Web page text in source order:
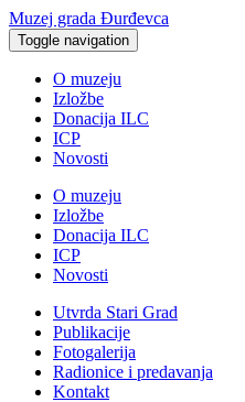
Muzej grada Đurđevca
Toggle navigation
O muzeju
Izložbe
Donacija ILC
ICP
Novosti
O muzeju
Izložbe
Donacija ILC
ICP
Novosti
Utvrda Stari Grad
Publikacije
Fotogalerija
Radionice i predavanja
Kontakt